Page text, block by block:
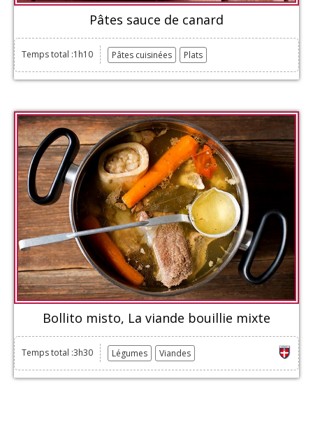
Pâtes sauce de canard
Temps total :1h10 Pâtes cuisinées Plats
Bollito misto, La viande bouillie mixte
Temps total :3h30 Légumes Viandes